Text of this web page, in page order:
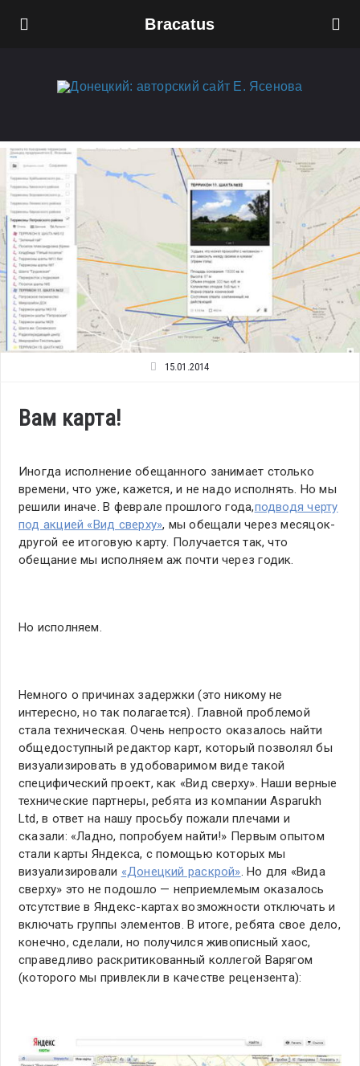
Bracatus
15.01.2014
Вам карта!
Иногда исполнение обещанного занимает столько
времени, что уже, кажется, и не надо исполнять. Но мы
решили иначе. В феврале прошлого года,подводя черту
под акцией «Вид сверху», мы обещали через месяцок-
другой ее итоговую карту. Получается так, что
обещание мы исполняем аж почти через годик.
Но исполняем.
Немного о причинах задержки (это никому не
интересно, но так полагается). Главной проблемой
стала техническая. Очень непросто оказалось найти
общедоступный редактор карт, который позволял бы
визуализировать в удобоваримом виде такой
специфический проект, как «Вид сверху». Наши верные
технические партнеры, ребята из компании Asparukh
Ltd, в ответ на нашу просьбу пожали плечами и
сказали: «Ладно, попробуем найти!» Первым опытом
стали карты Яндекса, с помощью которых мы
визуализировали «Донецкий раскрой». Но для «Вида
сверху» это не подошло — неприемлемым оказалось
отсутствие в Яндекс-картах возможности отключать и
включать группы элементов. В итоге, ребята свое дело,
конечно, сделали, но получился живописный хаос,
справедливо раскритикованный коллегой Варягом
(которого мы привлекли в качестве рецензента):